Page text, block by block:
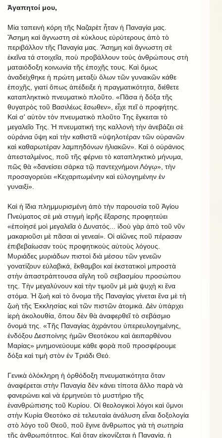
Ἀγαπητοί μου,
Μία ταπεινὴ κόρη τῆς Ναζαρὲτ ἦταν ἡ Παναγία μας.
Ἄσημη καὶ ἄγνωστη σὲ κύκλους εὐρύτερους ἀπὸ τὸ
περιβάλλον τῆς Παναγία μας. Ἄσημη καὶ ἄγνωστη σὲ
ἐκεῖνα τά στοιχεῖα, ποὺ προβάλλουν τούς ἀνθρώπους στὴ
ματαιόδοξη κοινωνία τῆς ἐποχῆς τους. Καὶ ὅμως
ἀναδείχθηκε ἡ πρώτη μεταξὺ ὅλων τῶν γυναικῶν κάθε
ἐποχῆς, γιατί ὅπως ἀπέδειξε ἡ πραγματικότητα, διέθετε
καταπληκτικὸ πνευματικὸ πλοῦτο. «Πᾶσα ἡ δόξα τῆς
θυγατρὸς τοῦ Βασιλέως ἔσωθεν», εἶχε πεῖ ὁ προφήτης.
Καὶ σ' αὐτὸν τὸν πνευματικὸ πλοῦτο Της ἔγκειται τὸ
μεγαλεῖο Της. Ἡ πνευματική της καλλονὴ τὴν ἀνεβάζει σὲ
οὐράνια ὕψη καὶ τὴν καθιστᾶ «ὑψηλοτέραν τῶν οὐρανῶν
καὶ καθαρωτέραν λαμπηδόνων ἡλιακῶν». Καὶ ὁ οὐράνιος
ἀπεσταλμένος, ποῦ τῆς φέρνει τὸ καταπληκτικὸ μήνυμα,
πῶς θὰ «δανείσει σάρκα τῷ παντεχνήμονι Λόγῳ», τὴν
προσαγορεύει «Κεχαριτωμένην καὶ εὐλογημένην ἐν
γυναιξί».
Kαὶ ἡ ἴδια πλημμυρισμένη ἀπὸ τὴν παρουσία τοῦ Ἁγίου
Πνεύματος σὲ μιὰ στιγμὴ ἱερῆς ἔξαρσης προφητεύει
«ἐποίησέ μοὶ μεγαλεῖα ὁ Δυνατός... ἰδοὺ γὰρ ἀπὸ τοῦ νῦν
μακαριοῦσι μὲ πᾶσαι αἱ γενεαί». Οἱ αἰῶνες ποῦ πέρασαν
ἐπιβεβαίωσαν τοὺς προφητικοὺς αὐτοὺς λόγους.
Μυριάδες μυριάδων πιστοὶ διὰ μέσου τῶν γενεῶν
γονατίζουν εὐλαβικά, ἔκθαμβοι καί ἐκστατικοὶ μπροστὰ
στὴν ἀπαστράπτουσα αἴγλη τοῦ σεβασμίου προσώπου
της. Τὴν μεγαλύνουν καὶ τὴν τιμοῦν μὲ μιὰ ψυχὴ κι ἕνα
στόμα. Ἡ ζωὴ καὶ τὸ ὄνομα τῆς Παναγίας γίνεται ἕνα μὲ τὴ
ζωὴ τῆς Ἐκκλησίας καὶ τῶν πιστῶν ἀτομικά. Δὲν ὑπάρχει
ἱερὴ ἀκολουθία, ὅπου δὲν θὰ ἀναφερθεῖ τὸ σεβάσμιο
ὄνομά της. «Τῆς Παναγίας ἀχράντου ὑπερευλογημένης,
ἐνδόξου Δεσποίνης ἡμῶν Θεοτόκου καὶ ἀειπαρθένου
Μαρίας» μνημονεύουμε κάθε φορὰ ποῦ προσφέρουμε
δόξα καὶ τιμὴ στὸν ἐν Τριάδι Θεό.
Γενικὰ ὁλόκληρη ἡ ὀρθόδοξη πνευματικότητα ὅταν
ἀναφέρεται στὴν Παναγία δὲν κάνει τίποτα ἄλλο παρὰ νὰ
φανερώνει καὶ νὰ ἑρμηνεύει τὸ μυστήριο τῆς
ἐνανθρώπισης τοῦ Κυρίου. Οἱ θεολογικοὶ λόγοι καὶ ὕμνοι
στὴν Κυρία Θεοτόκο σὲ τελευταία ἀνάλυση εἶναι δοξολογία
στὸ λόγο τοῦ Θεοῦ, ποῦ ἔγινε ἄνθρωπος γιὰ τὴ σωτηρία
τῆς ἀνθρωπότητος. Καὶ ὅταν εἰκονίζεται ἡ Παναγία, ἡ